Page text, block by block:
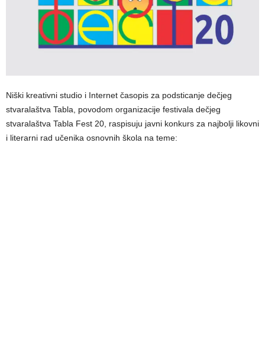
Niški kreativni studio i Internet časopis za podsticanje dečjeg
stvaralaštva Tabla, povodom organizacije festivala dečjeg
stvaralaštva Tabla Fest 20, raspisuju javni konkurs za najbolјi likovni
i literarni rad učenika osnovnih škola na teme: